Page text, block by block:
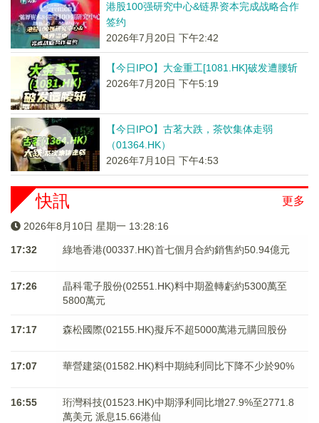
港股100强研究中心&链界资本完成战略合作
签约
2026年7月20日 下午2:42
【今日IPO】大金重工[1081.HK]破发遭腰斩
2026年7月20日 下午5:19
【今日IPO】古茗大跌，茶饮集体走弱
（01364.HK）
2026年7月10日 下午4:53
更多
快訊
2026年8月10日 星期一 13:28:16
17:32 綠地香港(00337.HK)首七個月合約銷售約50.94億元
17:26
晶科電子股份(02551.HK)料中期盈轉虧約5300萬至
5800萬元
17:17 森松國際(02155.HK)擬斥不超5000萬港元購回股份
17:07 華營建築(01582.HK)料中期純利同比下降不少於90%
16:55
珩灣科技(01523.HK)中期淨利同比增27.9%至2771.8
萬美元 派息15.66港仙